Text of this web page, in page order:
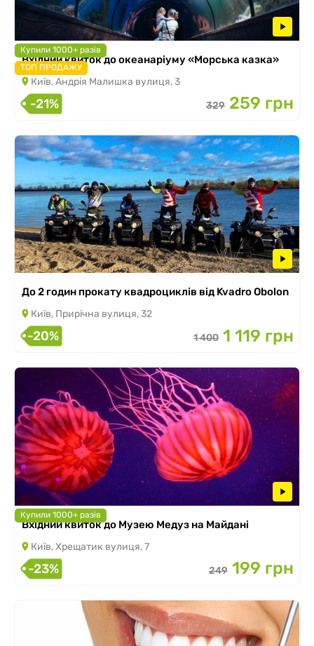
Купили 1000+ разів
ТОП ПРОДАЖУ
Вхідний квиток до океанаріуму «Морська казка»
Київ, Андрія Малишка вулиця, 3
-21% 329 259 грн
До 2 годин прокату квадроциклів від Kvadro Obolon
Київ, Прирічна вулиця, 32
-20% 1 400 1 119 грн
Купили 1000+ разів
Вхідний квиток до Музею Медуз на Майдані
Київ, Хрещатик вулиця, 7
-23% 249 199 грн